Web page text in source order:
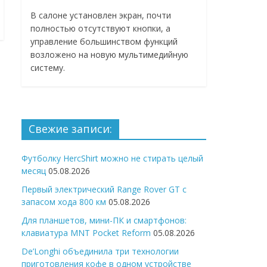
В салоне установлен экран, почти
полностью отсутствуют кнопки, а
управление большинством функций
возложено на новую мультимедийную
систему.
Свежие записи:
Футболку HercShirt можно не стирать целый
месяц 05.08.2026
Первый электрический Range Rover GT с
запасом хода 800 км 05.08.2026
Для планшетов, мини-ПК и смартфонов:
клавиатура MNT Pocket Reform 05.08.2026
De’Longhi объединила три технологии
приготовления кофе в одном устройстве